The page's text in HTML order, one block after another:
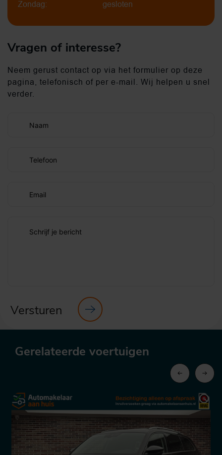
Zondag:
gesloten
Vragen of interesse?
Neem gerust contact op via het formulier op deze
pagina, telefonisch of per e-mail. Wij helpen u snel
verder.
Naam
Telefoon
Email
Schrijf je bericht
Versturen
Gerelateerde voertuigen